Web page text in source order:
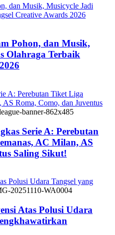
dan Musik, Musicycle Jadi
Creative Awards 2026
Pohon, dan Musik,
Olahraga Terbaik
A: Perebutan Tiket Liga
Roma, Como, dan Juventus
Serie A: Perebutan
AC Milan, AS
Saling Sikut!
Polusi Udara Tangsel yang
Atas Polusi Udara